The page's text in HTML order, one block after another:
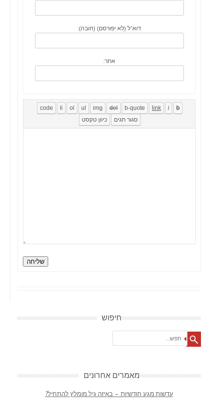
דוא"ל (לא יפורסם) (חובה):
אתר:
שליחה
חיפוש
מאמרים אחרונים
עדשות מגע חודשיות – באיזה גיל מומלץ להתחיל?